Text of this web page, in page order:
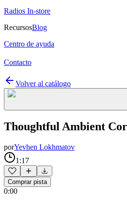
Radios In-store
RecursosBlog
Centro de ayuda
Contacto
Volver al catálogo
Thoughtful Ambient
porYevhen Lokhmatov
1:17
Comprar pista
0:00